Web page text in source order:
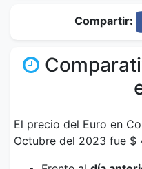
Compartir:
El precio del Euro en
Octubre del 2023 fue $